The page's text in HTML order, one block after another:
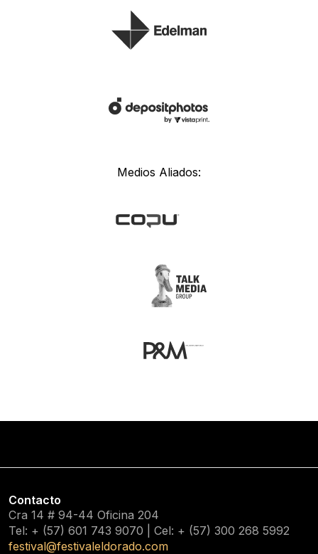
Medios Aliados:
Contacto
Cra 14 # 94-44 Oficina 204
Tel: + (57) 601 743 9070 | Cel: + (57) 300 268 5992
festival@festivaleldorado.com